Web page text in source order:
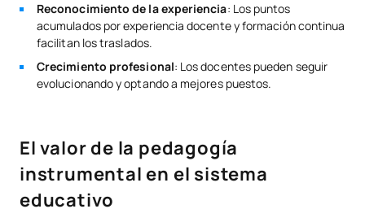
Reconocimiento de la experiencia: Los puntos
acumulados por experiencia docente y formación continua
facilitan los traslados.
Crecimiento profesional: Los docentes pueden seguir
evolucionando y optando a mejores puestos.
El valor de la pedagogía
instrumental en el sistema
educativo